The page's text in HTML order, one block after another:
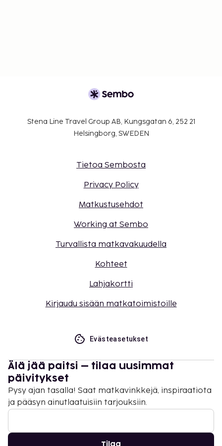
Stena Line Travel Group AB, Kungsgatan 6, 252 21
Helsingborg, SWEDEN
Tietoa Sembosta
Privacy Policy
Matkustusehdot
Working at Sembo
Turvallista matkavakuudella
Kohteet
Lahjakortti
Kirjaudu sisään matkatoimistoille
Evästeasetukset
Älä jää paitsi – tilaa uusimmat
päivitykset
Pysy ajan tasalla! Saat matkavinkkejä, inspiraatiota
ja pääsyn ainutlaatuisiin tarjouksiin.
Tilaa